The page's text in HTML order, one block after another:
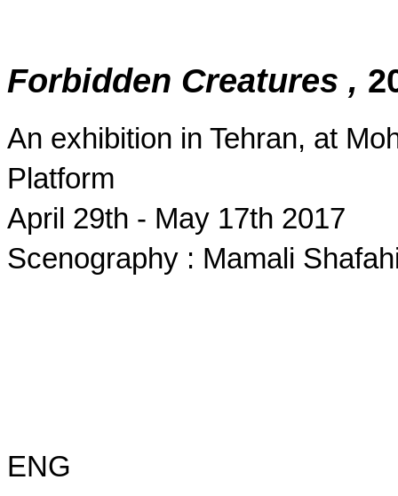
Forbidden Creatures ,
An exhibition in Tehran, at
Platform
April 29th - May 17th 2017
Scenography : Mamali
ENG